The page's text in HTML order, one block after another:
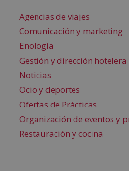
Agencias de viajes
Comunicación y marketing
Enología
Gestión y dirección hotelera
Noticias
Ocio y deportes
Ofertas de Prácticas
Organización de eventos y
Restauración y cocina